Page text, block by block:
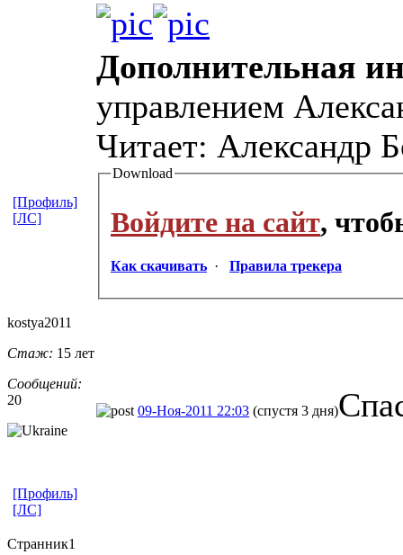
Дополнительная
управлением
Читает: Александр
Download
Войдите на сайт,
Как скачивать · Правила трекера
[Профиль]
[ЛС]
kostya2011
Стаж: 15 лет
Сообщений:
20
09-Ноя-2011 22:03 (спустя 3 дня)
[Профиль]
[ЛС]
Странник1